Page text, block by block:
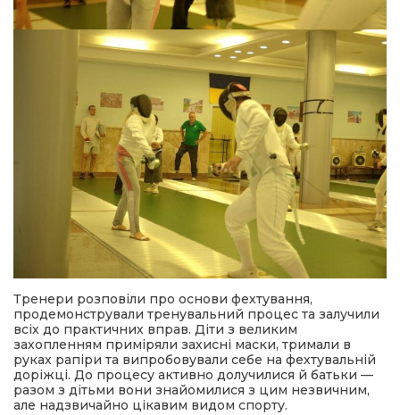
Тренери розповіли про основи фехтування,
продемонстрували тренувальний процес та залучили
всіх до практичних вправ. Діти з великим
захопленням приміряли захисні маски, тримали в
руках рапіри та випробовували себе на фехтувальній
доріжці. До процесу активно долучилися й батьки —
разом з дітьми вони знайомилися з цим незвичним,
але надзвичайно цікавим видом спорту.